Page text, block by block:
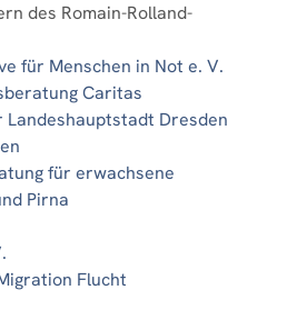
des Romain-Rolland-
für Menschen in Not e. V.
Caritas
Dresden
für erwachsene
Pirna
Flucht